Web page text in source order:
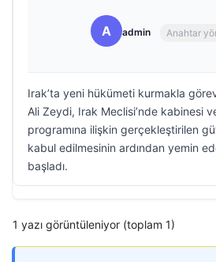
A admin Anahtar
Irak’ta yeni hükümeti kurmakla
Ali Zeydi, Irak Meclisi’nde kabinesi
programına ilişkin gerçekleştirilen
kabul edilmesinin ardından yemin
başladı.
1 yazı görüntüleniyor (toplam 1)